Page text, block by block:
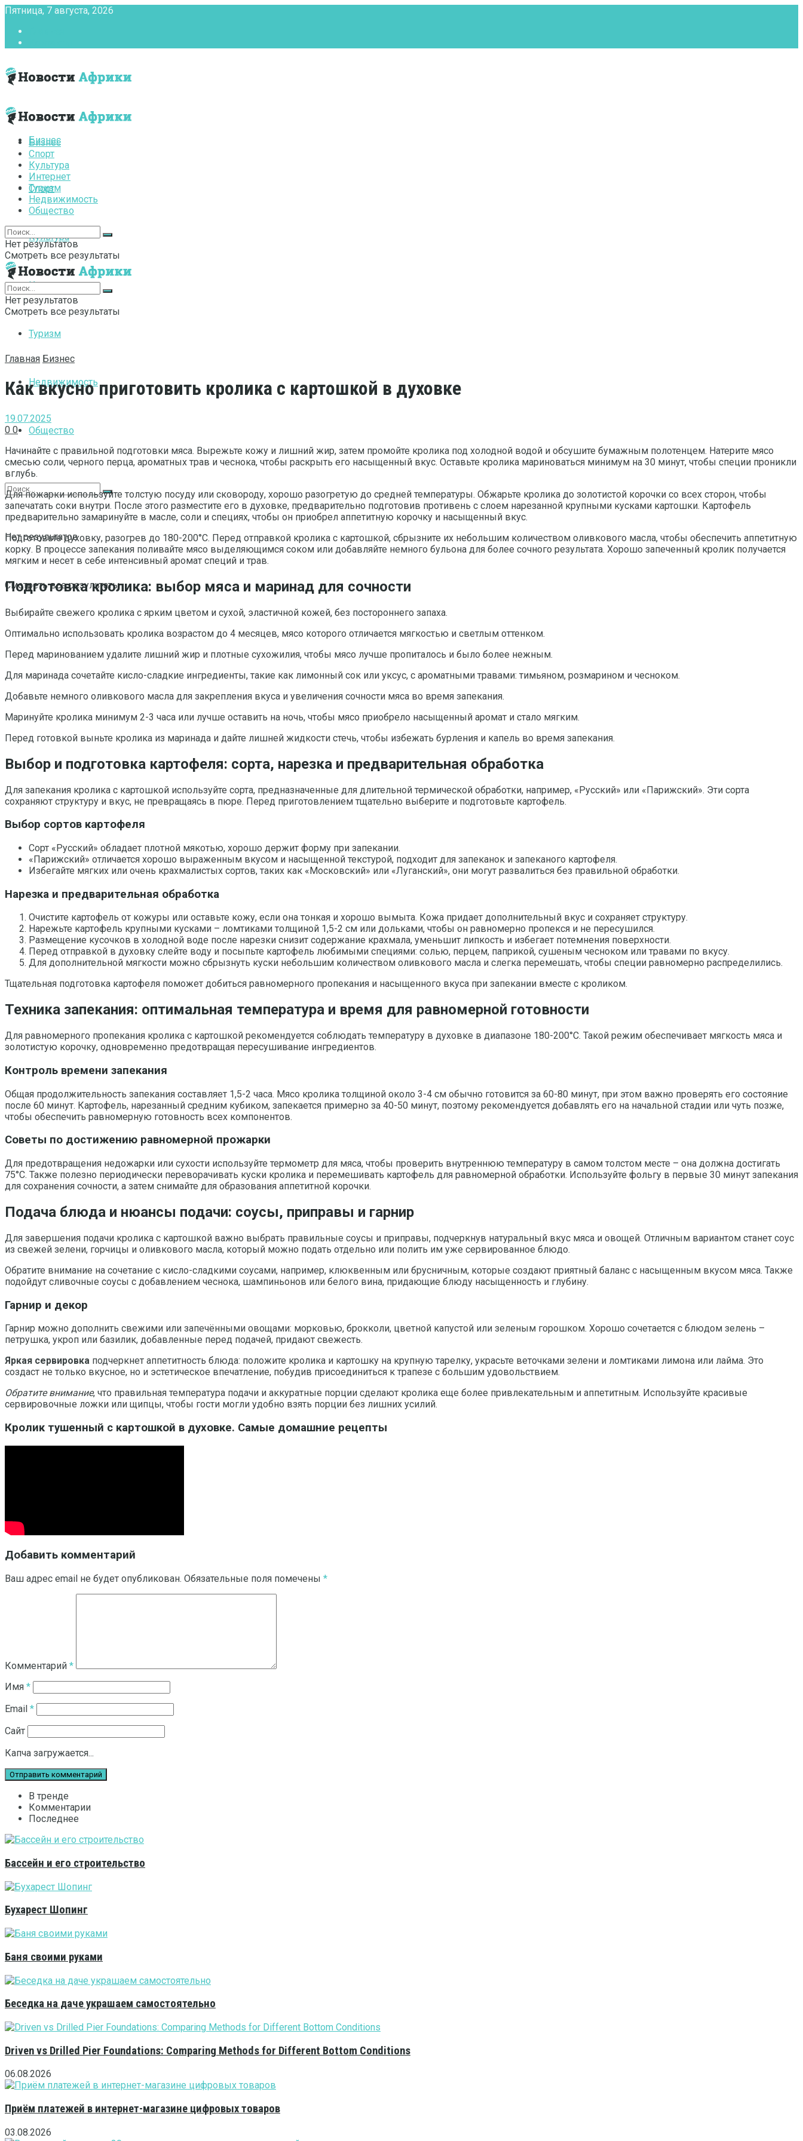
Пятница, 7 августа, 2026
Бизнес
Спорт
Культура
Интернет
Туризм
Недвижимость
Общество
Нет результатов
Смотреть все результаты
Бизнес
Спорт
Культура
Интернет
Туризм
Недвижимость
Общество
Нет результатов
Смотреть все результаты
Нет результатов
Смотреть все результаты
Главная Бизнес
Как вкусно приготовить кролика с картошкой в духовке
19.07.2025
0 0
Начинайте с правильной подготовки мяса. Вырежьте кожу и лишний жир, затем промойте кролика под холодной водой и обсушите бумажным полотенцем. Натерите мясо
смесью соли, черного перца, ароматных трав и чеснока, чтобы раскрыть его насыщенный вкус. Оставьте кролика мариноваться минимум на 30 минут, чтобы специи проникли
вглубь.
Для пожарки используйте толстую посуду или сковороду, хорошо разогретую до средней температуры. Обжарьте кролика до золотистой корочки со всех сторон, чтобы
запечатать соки внутри. После этого разместите его в духовке, предварительно подготовив противень с слоем нарезанной крупными кусками картошки. Картофель
предварительно замаринуйте в масле, соли и специях, чтобы он приобрел аппетитную корочку и насыщенный вкус.
Подготовьте духовку, разогрев до 180-200°C. Перед отправкой кролика с картошкой, сбрызните их небольшим количеством оливкового масла, чтобы обеспечить аппетитную
корку. В процессе запекания поливайте мясо выделяющимся соком или добавляйте немного бульона для более сочного результата. Хорошо запеченный кролик получается
мягким и несет в себе интенсивный аромат специй и трав.
Подготовка кролика: выбор мяса и маринад для сочности
Выбирайте свежего кролика с ярким цветом и сухой, эластичной кожей, без постороннего запаха.
Оптимально использовать кролика возрастом до 4 месяцев, мясо которого отличается мягкостью и светлым оттенком.
Перед маринованием удалите лишний жир и плотные сухожилия, чтобы мясо лучше пропиталось и было более нежным.
Для маринада сочетайте кисло-сладкие ингредиенты, такие как лимонный сок или уксус, с ароматными травами: тимьяном, розмарином и чесноком.
Добавьте немного оливкового масла для закрепления вкуса и увеличения сочности мяса во время запекания.
Маринуйте кролика минимум 2-3 часа или лучше оставить на ночь, чтобы мясо приобрело насыщенный аромат и стало мягким.
Перед готовкой выньте кролика из маринада и дайте лишней жидкости стечь, чтобы избежать бурления и капель во время запекания.
Выбор и подготовка картофеля: сорта, нарезка и предварительная обработка
Для запекания кролика с картошкой используйте сорта, предназначенные для длительной термической обработки, например, «Русский» или «Парижский». Эти сорта
сохраняют структуру и вкус, не превращаясь в пюре. Перед приготовлением тщательно выберите и подготовьте картофель.
Выбор сортов картофеля
Сорт «Русский» обладает плотной мякотью, хорошо держит форму при запекании.
«Парижский» отличается хорошо выраженным вкусом и насыщенной текстурой, подходит для запеканок и запеканого картофеля.
Избегайте мягких или очень крахмалистых сортов, таких как «Московский» или «Луганский», они могут развалиться без правильной обработки.
Нарезка и предварительная обработка
Очистите картофель от кожуры или оставьте кожу, если она тонкая и хорошо вымыта. Кожа придает дополнительный вкус и сохраняет структуру.
Нарежьте картофель крупными кусками – ломтиками толщиной 1,5-2 см или дольками, чтобы он равномерно пропекся и не пересушился.
Размещение кусочков в холодной воде после нарезки снизит содержание крахмала, уменьшит липкость и избегает потемнения поверхности.
Перед отправкой в духовку слейте воду и посыпьте картофель любимыми специями: солью, перцем, паприкой, сушеным чесноком или травами по вкусу.
Для дополнительной мягкости можно сбрызнуть куски небольшим количеством оливкового масла и слегка перемешать, чтобы специи равномерно распределились.
Тщательная подготовка картофеля поможет добиться равномерного пропекания и насыщенного вкуса при запекании вместе с кроликом.
Техника запекания: оптимальная температура и время для равномерной готовности
Для равномерного пропекания кролика с картошкой рекомендуется соблюдать температуру в духовке в диапазоне 180-200°C. Такой режим обеспечивает мягкость мяса и
золотистую корочку, одновременно предотвращая пересушивание ингредиентов.
Контроль времени запекания
Общая продолжительность запекания составляет 1,5-2 часа. Мясо кролика толщиной около 3-4 см обычно готовится за 60-80 минут, при этом важно проверять его состояние
после 60 минут. Картофель, нарезанный средним кубиком, запекается примерно за 40-50 минут, поэтому рекомендуется добавлять его на начальной стадии или чуть позже,
чтобы обеспечить равномерную готовность всех компонентов.
Советы по достижению равномерной прожарки
Для предотвращения недожарки или сухости используйте термометр для мяса, чтобы проверить внутреннюю температуру в самом толстом месте – она должна достигать
75°C. Также полезно периодически переворачивать куски кролика и перемешивать картофель для равномерной обработки. Используйте фольгу в первые 30 минут запекания
для сохранения сочности, а затем снимайте для образования аппетитной корочки.
Подача блюда и нюансы подачи: соусы, приправы и гарнир
Для завершения подачи кролика с картошкой важно выбрать правильные соусы и приправы, подчеркнув натуральный вкус мяса и овощей. Отличным вариантом станет соус
из свежей зелени, горчицы и оливкового масла, который можно подать отдельно или полить им уже сервированное блюдо.
Обратите внимание на сочетание с кисло-сладкими соусами, например, клюквенным или брусничным, которые создают приятный баланс с насыщенным вкусом мяса. Также
подойдут сливочные соусы с добавлением чеснока, шампиньонов или белого вина, придающие блюду насыщенность и глубину.
Гарнир и декор
Гарнир можно дополнить свежими или запечёнными овощами: морковью, брокколи, цветной капустой или зеленым горошком. Хорошо сочетается с блюдом зелень –
петрушка, укроп или базилик, добавленные перед подачей, придают свежесть.
Яркая сервировка подчеркнет аппетитность блюда: положите кролика и картошку на крупную тарелку, украсьте веточками зелени и ломтиками лимона или лайма. Это
создаст не только вкусное, но и эстетическое впечатление, побудив присоединиться к трапезе с большим удовольствием.
Обратите внимание, что правильная температура подачи и аккуратные порции сделают кролика еще более привлекательным и аппетитным. Используйте красивые
сервировочные ложки или щипцы, чтобы гости могли удобно взять порции без лишних усилий.
Кролик тушенный с картошкой в духовке. Самые домашние рецепты
Добавить комментарий
Ваш адрес email не будет опубликован. Обязательные поля помечены *
Комментарий *
Имя *
Email *
Сайт
Капча загружается...
В тренде
Комментарии
Последнее
Бассейн и его строительство
Бухарест Шопинг
Баня своими руками
Беседка на даче украшаем самостоятельно
Driven vs Drilled Pier Foundations: Comparing Methods for Different Bottom Conditions
06.08.2026
Приём платежей в интернет-магазине цифровых товаров
03.08.2026